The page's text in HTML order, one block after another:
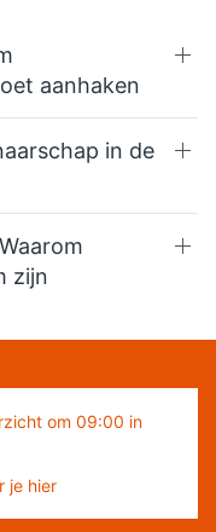
aanhaken
in de
zijn
om 09:00 in
je hier